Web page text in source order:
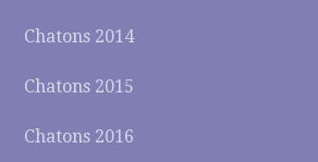
Chatons 2014
Chatons 2015
Chatons 2016